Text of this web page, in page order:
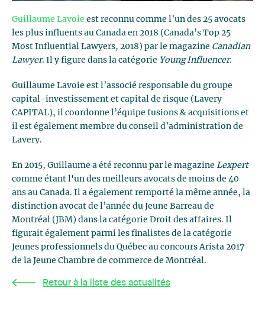
Guillaume Lavoie est reconnu comme l’un des 25 avocats
les plus influents au Canada en 2018 (Canada’s Top 25
Most Influential Lawyers, 2018) par le magazine Canadian
Lawyer. Il y figure dans la catégorie Young Influencer.
Guillaume Lavoie est l’associé responsable du groupe
capital-investissement et capital de risque (Lavery
CAPITAL), il coordonne l’équipe fusions & acquisitions et
il est également membre du conseil d’administration de
Lavery.
En 2015, Guillaume a été reconnu par le magazine Lexpert
comme étant l'un des meilleurs avocats de moins de 40
ans au Canada. Il a également remporté la même année, la
distinction avocat de l’année du Jeune Barreau de
Montréal (JBM) dans la catégorie Droit des affaires. Il
figurait également parmi les finalistes de la catégorie
Jeunes professionnels du Québec au concours Arista 2017
de la Jeune Chambre de commerce de Montréal.
Retour à la liste des actualités